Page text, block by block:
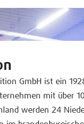
GmbH ist ein
mit über
werden 24